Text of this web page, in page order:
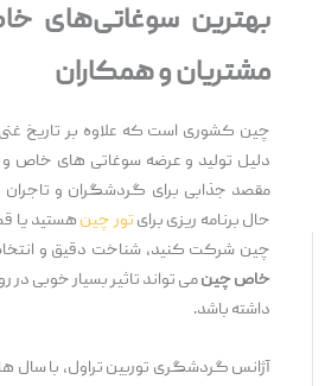
بهترین سوغاتی‌های
مشتریان و همکاران
چین کشوری است که علاوه بر تاریخ غنی
دلیل تولید و عرضه سوغاتی ‌های خاص و
مقصد جذابی برای گردشگران و تاجران
حال برنامه ‌ریزی برایتور چینهستید یا
چین شرکت کنید، شناخت دقیق و
خاص چینمی ‌تواند تاثیر بسیار خوبی در
داشته باشد.
آژانس گردشگری توربین تراول، با سال ‌ها